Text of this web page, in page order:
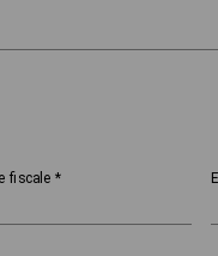
fiscale *